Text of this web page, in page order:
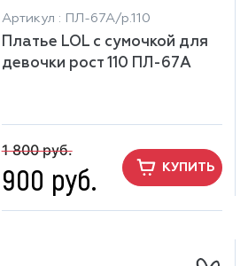
Артикул : ПЛ-67А/р.110
Платье LOL с сумочкой для
девочки рост 110 ПЛ-67А
1 800 руб.
900 руб. КУПИТЬ